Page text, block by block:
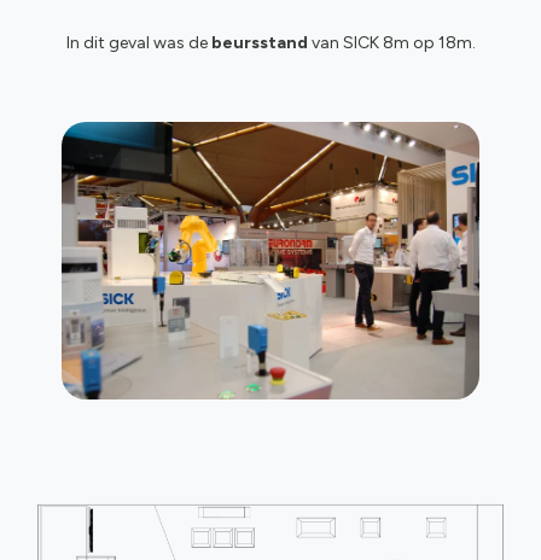
In dit geval was de beursstand van SICK 8m op 18m.